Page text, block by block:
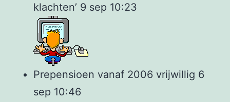
klachten’ 9 sep 10:23
Prepensioen vanaf 2006 vrijwillig 6
sep 10:46